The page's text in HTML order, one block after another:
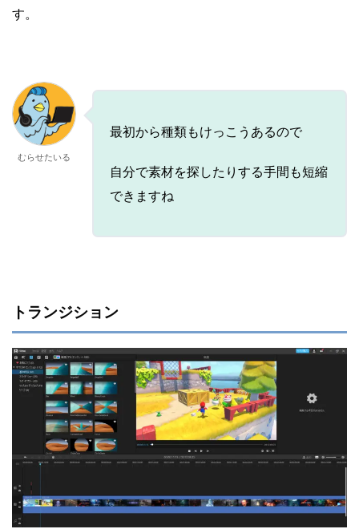
す。
むらせたいる
最初から種類もけっこうあるので
自分で素材を探したりする手間も短縮
できますね
トランジション